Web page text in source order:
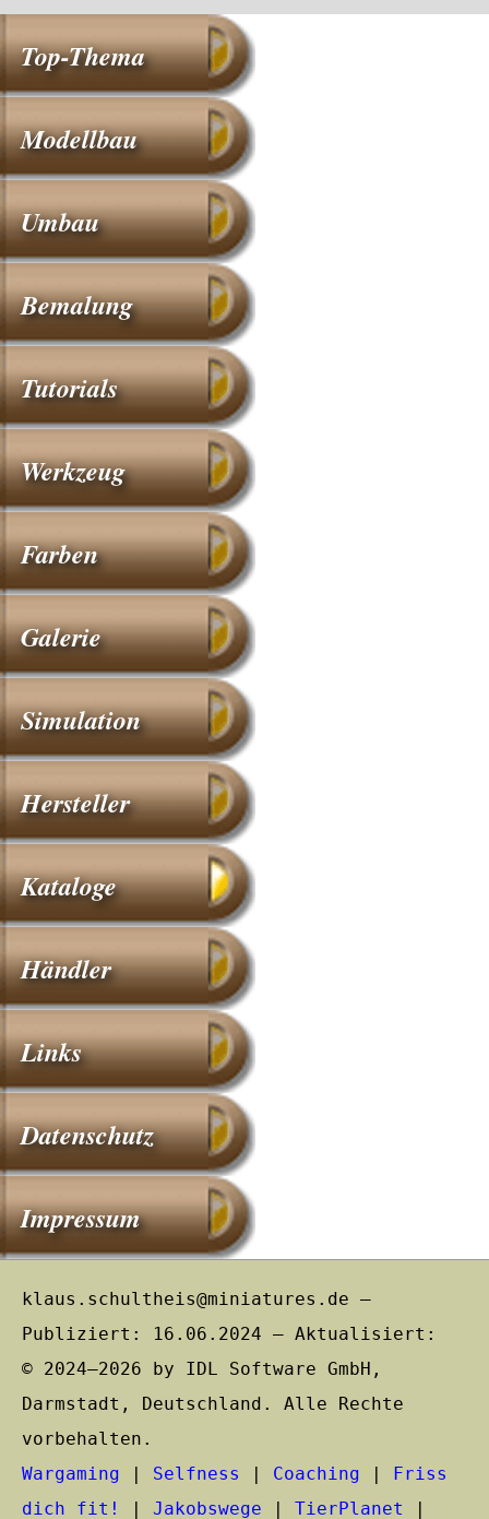
Top-Thema
Modellbau
Umbau
Bemalung
Tutorials
Werkzeug
Farben
Galerie
Simulation
Hersteller
Kataloge
Händler
Links
Datenschutz
Impressum
klaus.schultheis@miniatures.de –
Publiziert: 16.06.2024 – Aktualisiert:
© 2024–2026 by IDL Software GmbH,
Darmstadt, Deutschland. Alle Rechte
vorbehalten.
Wargaming | Selfness | Coaching | Friss
dich fit!
| Jakobswege | TierPlanet |